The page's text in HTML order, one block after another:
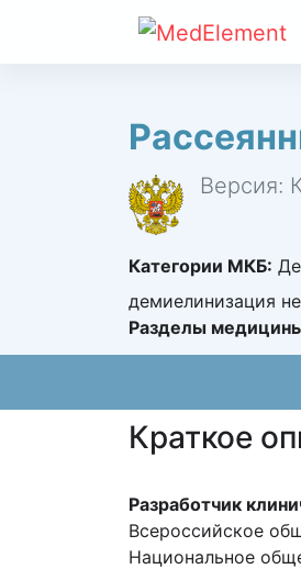
Версия:
Категории МКБ:
демиелинизация
Разделы
Краткое
Разработчик
Всероссийское
Национальное